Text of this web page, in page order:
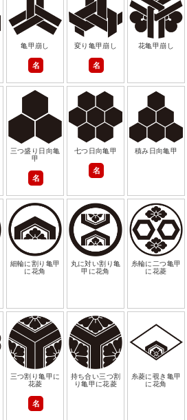
亀甲崩し
名
変り亀甲崩し
名
花亀甲崩し
三つ盛り日向亀
甲
名
七つ日向亀甲
名
積み日向亀甲
細輪に割り亀甲
に花角
丸に対い割り亀
甲に花角
糸輪に二つ亀甲
に花菱
三つ割り亀甲に
花菱
名
持ち合い三つ割
り亀甲に花菱
糸菱に覗き亀甲
に花角